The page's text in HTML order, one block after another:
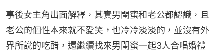
事後女主角出面解釋，其實男閨蜜和老公都認識，且
老公的個性本來就不愛笑，也冷冷淡淡的，並沒有外
界所說的吃醋，還繼續找來男閨蜜一起3人合唱婚禮